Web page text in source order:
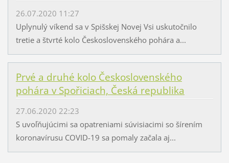
26.07.2020 11:27
Uplynulý víkend sa v Spišskej Novej Vsi uskutočnilo
tretie a štvrté kolo Československého pohára a...
Prvé a druhé kolo Československého
pohára v Spořiciach, Česká republika
27.06.2020 22:23
S uvoľňujúcimi sa opatreniami súvisiacimi so šírením
koronavírusu COVID-19 sa pomaly začala aj...